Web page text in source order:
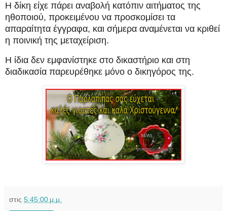
Η δίκη είχε πάρει αναβολή κατόπιν αιτήματος της
ηθοποιού, προκειμένου να προσκομίσει τα
απαραίτητα έγγραφα, και σήμερα αναμένεται να κριθεί
η ποινική της μεταχείριση.
Η ίδια δεν εμφανίστηκε στο δικαστήριο και στη
διαδικασία παρευρέθηκε μόνο ο δικηγόρος της.
στις 5:45:00 μ.μ.